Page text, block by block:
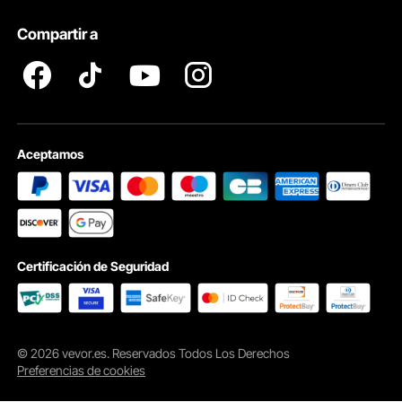
Conjunto Completo de Accesorios
16 tornillos, para que pueda comenzar a instalar sus muebles en cualquier
lugar.
Profesionales
Compartir a
Aceptamos
Certificación de Seguridad
© 2026 vevor.es. Reservados Todos Los Derechos
Preferencias de cookies